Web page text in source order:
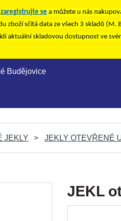
zaregistrujte se a můžete u nás
zboží sčítá data ze všech 3 skladů
aktuální skladovou dostupnost ve
Budějovice
JEKLY JEKLY OTEVŘENÉ
JEKL